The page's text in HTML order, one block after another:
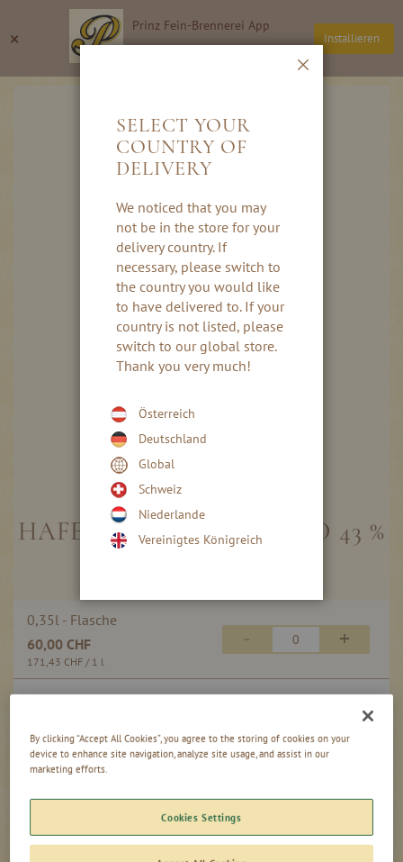
× Prinz Fein-Brennerei App
Installieren
Inhalt
Suche
beginning
ofHAFELE ERDBEER BRAND 43 %
Produkte
Artikel
0,35l - Flasche
60,00 CHF
171,43 CHF / 1 l
- +
By clicking “Accept All Cookies”, you agree to the storing of cookies on your
device to enhance site navigation, analyze site usage, and assist in our
marketing efforts.
Cookies Settings
SELECT YOUR
COUNTRY OF
DELIVERY
We noticed that you may
not be in the store for your
delivery country. If
necessary, please switch to
the country you would like
to have delivered to. If your
country is not listed, please
switch to our global store.
Thank you very much!
Österreich
Deutschland
Global
Schweiz
Niederlande
Vereinigtes Königreich